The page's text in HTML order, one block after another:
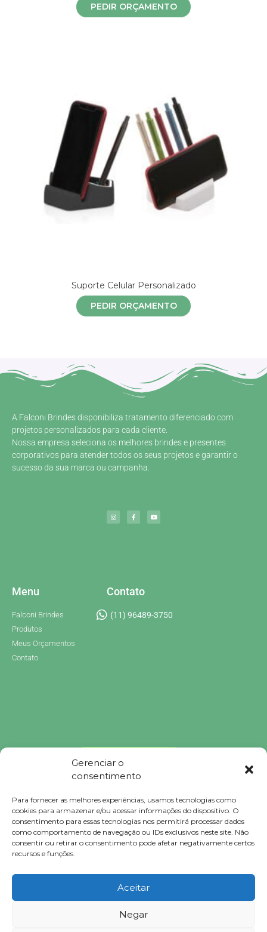
Gerenciar o
consentimento
Para fornecer as melhores experiências, usamos tecnologias como
cookies para armazenar e/ou acessar informações do dispositivo. O
consentimento para essas tecnologias nos permitirá processar dados
como comportamento de navegação ou IDs exclusivos neste site. Não
consentir ou retirar o consentimento pode afetar negativamente certos
recursos e funções.
Aceitar
Negar
PEDIR ORÇAMENTO
Suporte Celular Personalizado
PEDIR ORÇAMENTO
A Falconi Brindes disponibiliza tratamento diferenciado com
projetos personalizados para cada cliente.
Nossa empresa seleciona os melhores brindes e presentes
corporativos para atender todos os seus projetos e garantir o
sucesso da sua marca ou campanha.
Menu
Falconi Brindes
Produtos
Meus Orçamentos
Contato
Contato
(11) 96489-3750
Brindes Personalizados
Brindes Personalizados SP
Brindes Corporativos
Brindes Corporativos SP
Brindes Promocionais
Brindes Ecológicos
Brindes Executivos